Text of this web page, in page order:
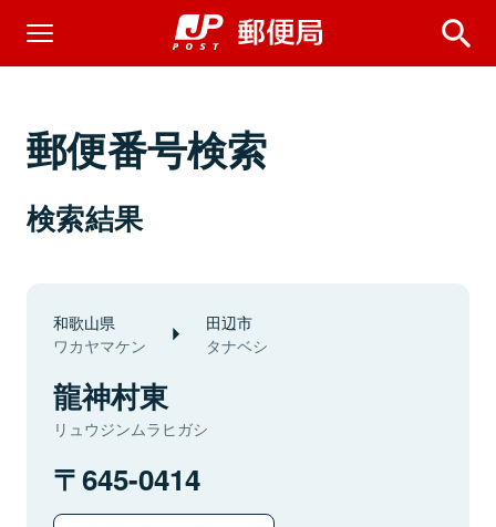
郵便番号検索
検索結果
和歌山県
ワカヤマケン
田辺市
タナベシ
龍神村東
リュウジンムラヒガシ
645-0414